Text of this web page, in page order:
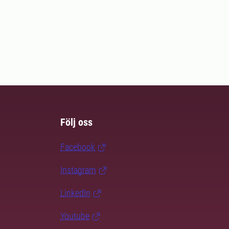
Följ oss
Facebook
Instagram
LinkedIn
Youtube